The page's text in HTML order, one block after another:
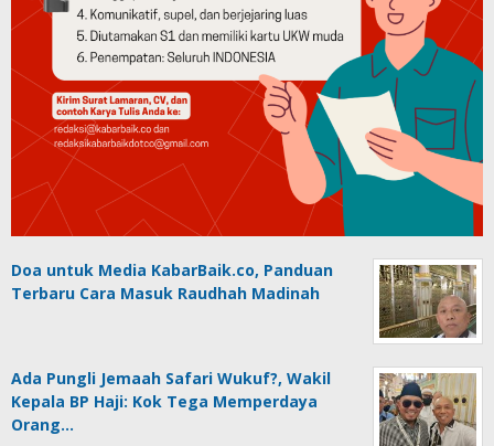
Doa untuk Media KabarBaik.co, Panduan
Terbaru Cara Masuk Raudhah Madinah
Ada Pungli Jemaah Safari Wukuf?, Wakil
Kepala BP Haji: Kok Tega Memperdaya
Orang…